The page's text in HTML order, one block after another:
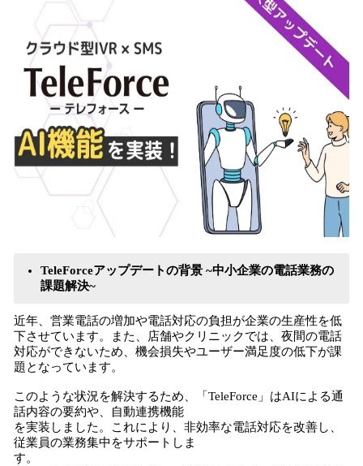
TeleForceアップデートの背景 ~中小企業の電話業務の
課題解決~
近年、営業電話の増加や電話対応の負担が企業の生産性を低
下させています。また、店舗やクリニックでは、夜間の電話
対応ができないため、機会損失やユーザー満足度の低下が課
題となっています。
このような状況を解決するため、「TeleForce」はAIによる通
話内容の要約や、自動連携機能
を実装しました。これにより、非効率な電話対応を改善し、
従業員の業務集中をサポートしま
す。